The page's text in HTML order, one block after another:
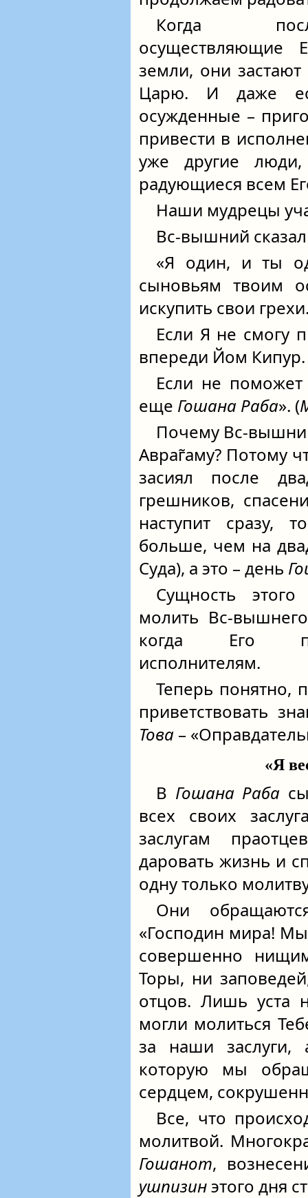
Когда
осуществляющие
земли, они
Царю. И даже
осужденные –
привести в
уже другие
радующиеся всем
Наши мудрецы
Вс-вышний
«Я один, и ты
сыновьям твоим
искупить свои
Если Я не смогу
впереди Йом Кипур.
Если не
еще Гошана Раба». (
Почему Вс-
Авраг̃аму? Потому
засиял после
грешников,
наступит сразу,
больше, чем на
Суда), а это – день
Сущность
молить Вс-
когда Его
исполнителям.
Теперь понятно,
приветствовать
Това –
«Я
В Гошана Раба
всех своих
заслугам
даровать жизнь и
одну только
Они
«Господин мира!
совершенно
Торы, ни
отцов. Лишь
могли молиться
за наши
которую мы
сердцем,
Все, что
молитвой.
Гошанот,
ушпизинэтого дня